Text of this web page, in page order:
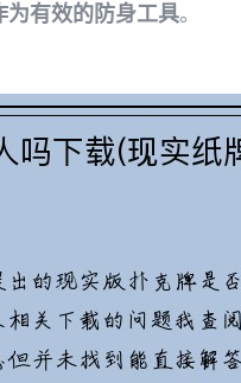
为有效的防身工具。